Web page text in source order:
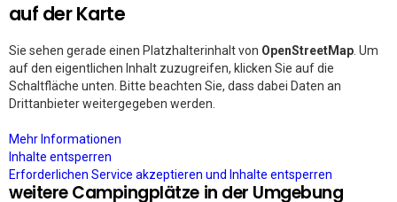
auf der Karte
Sie sehen gerade einen Platzhalterinhalt von OpenStreetMap . Um
auf den eigentlichen Inhalt zuzugreifen, klicken Sie auf die
Schaltfläche unten. Bitte beachten Sie, dass dabei Daten an
Drittanbieter weitergegeben werden.
Mehr Informationen
Inhalte entsperren
Erforderlichen Service akzeptieren und Inhalte entsperren
weitere Campingplätze in der Umgebung